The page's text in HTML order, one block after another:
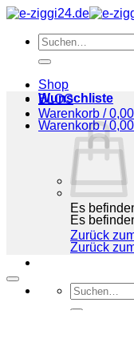
Zum
springenSuchen
nach:
Shop
BLOG
Warenkorb /0,00
Es
Zurück
Suchen
nach:
Wunschliste
Warenkorb /0,00
Es
Zurück